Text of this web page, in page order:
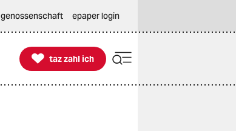
genossenschaft epaper login

taz zahl ich
taz zahl ich